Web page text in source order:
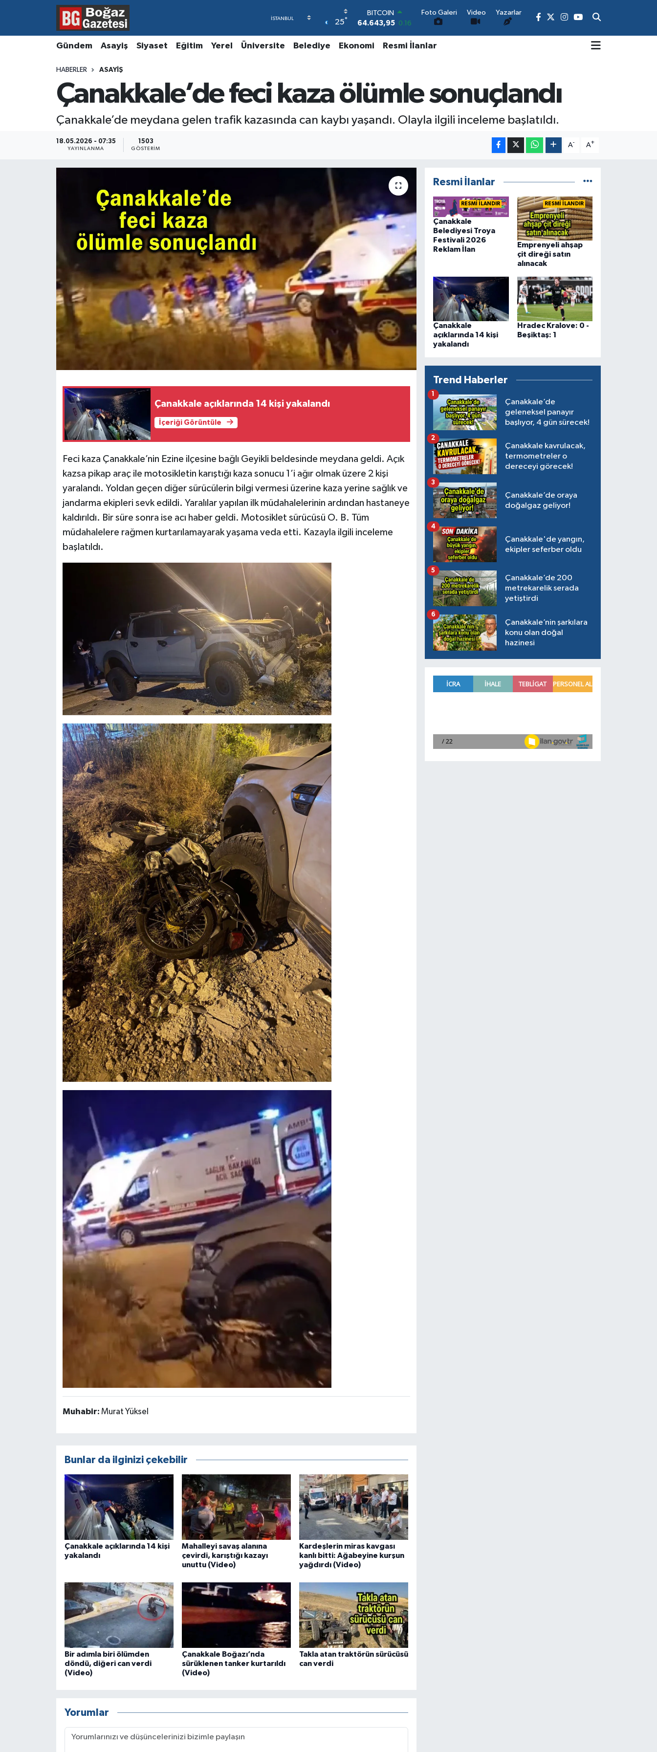
25°
DOLAR
47,6704 0
55,0406 -0.08
6500.87
0.12
BİST100
13.799
BITCOIN
64.643,95
0.16
Foto Galeri Video Yazarlar
Gündem Asayiş Siyaset Eğitim Yerel Üniversite Belediye Ekonomi Resmi İlanlar
HABERLER ASAYIŞ
Çanakkale’de feci kaza ölümle sonuçlandı
Çanakkale’de meydana gelen trafik kazasında can kaybı yaşandı. Olayla ilgili inceleme başlatıldı.
18.05.2026 - 07:35
YAYINLANMA
1503
GÖSTERIM
A- A+
Çanakkale açıklarında 14 kişi yakalandı
İçeriği Görüntüle
Feci kaza Çanakkale’nin Ezine ilçesine bağlı Geyikli beldesinde meydana geldi. Açık
kazsa pikap araç ile motosikletin karıştığı kaza sonucu 1’i ağır olmak üzere 2 kişi
yaralandı. Yoldan geçen diğer sürücülerin bilgi vermesi üzerine kaza yerine sağlık ve
jandarma ekipleri sevk edildi. Yaralılar yapılan ilk müdahalelerinin ardından hastaneye
kaldırıldı. Bir süre sonra ise acı haber geldi. Motosiklet sürücüsü O. B. Tüm
müdahalelere rağmen kurtarılamayarak yaşama veda etti. Kazayla ilgili inceleme
başlatıldı.
Muhabir: Murat Yüksel
Bunlar da ilginizi çekebilir
Çanakkale açıklarında 14 kişi
yakalandı
Mahalleyi savaş alanına
çevirdi, karıştığı kazayı
unuttu (Video)
Kardeşlerin miras kavgası
kanlı bitti: Ağabeyine kurşun
yağdırdı (Video)
Bir adımla biri ölümden
döndü, diğeri can verdi
(Video)
Çanakkale Boğazı’nda
sürüklenen tanker kurtarıldı
(Video)
Takla atan traktörün sürücüsü
can verdi
Yorumlar
Resmi İlanlar
RESMİ İLANDIR
Çanakkale
Belediyesi Troya
Festivali 2026
Reklam İlan
RESMİ İLANDIR
Emprenyeli ahşap
çit direği satın
alınacak
Çanakkale
açıklarında 14 kişi
yakalandı
Hradec Kralove: 0 -
Beşiktaş: 1
Trend Haberler
Çanakkale’de
geleneksel panayır
başlıyor, 4 gün sürecek!
1
Çanakkale kavrulacak,
termometreler o
dereceyi görecek!
2
Çanakkale’de oraya
doğalgaz geliyor!
3
Çanakkale'de yangın,
ekipler seferber oldu
4
Çanakkale’de 200
metrekarelik serada
yetiştirdi
5
Çanakkale’nin şarkılara
konu olan doğal
hazinesi
6
Asayiş
Ekonomi
Kültür ve Sanat
Hava Durumu
Süper Lig Puan Durumu ve Fikstür
Son Dakika Haberleri